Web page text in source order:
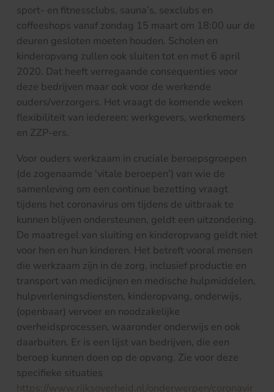
sport- en fitnessclubs, sauna’s, sexclubs en
coffeeshops vanaf zondag 15 maart om 18:00 uur de
deuren gesloten moeten houden. Scholen en
kinderopvang zullen ook sluiten tot en met 6 april
2020. Dat heeft verregaande consequenties voor
deze bedrijven maar ook voor de werkende
ouders/verzorgers. Het vraagt de komende weken
flexibiliteit van iedereen: werkgevers, werknemers
en ZZP-ers.
Voor ouders werkzaam in cruciale beroepsgroepen
(de zogenaamde ‘vitale beroepen’) van wie de
samenleving om een continue bezetting vraagt
tijdens het coronavirus om tijdens de uitbraak te
kunnen blijven ondersteunen, geldt een uitzondering.
De maatregel van sluiting en kinderopvang geldt niet
voor hen en hun kinderen. Het betreft vooral mensen
die werkzaam zijn in de zorg, inclusief productie en
transport van medicijnen en medische hulpmiddelen,
hulpverleningsdiensten, kinderopvang, onderwijs,
(openbaar) vervoer en noodzakelijke
overheidsprocessen, waaronder onderwijs en ook
daarbuiten. Er is een lijst van bedrijven, die een
beroep kunnen doen op de opvang. Zie voor deze
specifieke situaties
https://www.rijksoverheid.nl/onderwerpen/coronavir